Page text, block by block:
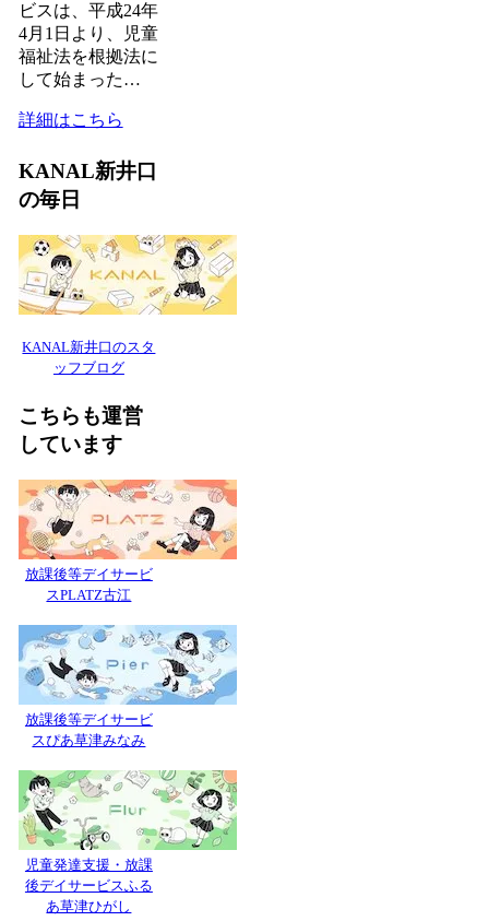
ビスは、平成24年
4月1日より、児童
福祉法を根拠法に
して始まった…
詳細はこちら
KANAL新井口
の毎日
KANAL新井口のスタ
ッフブログ
こちらも運営
しています
放課後等デイサービ
スPLATZ古江
放課後等デイサービ
スぴあ草津みなみ
児童発達支援・放課
後デイサービスふる
あ草津ひがし